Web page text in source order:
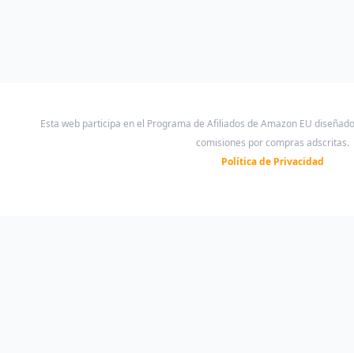
Esta web participa en el Programa de Afiliados de Amazon EU
comisiones por compras adscritas.
Política de Privacidad